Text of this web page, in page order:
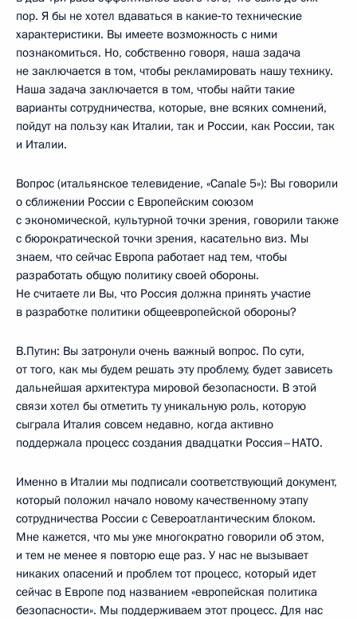
пор. Я бы не хотел вдаваться в какие‑то технические
характеристики. Вы имеете возможность с ними
познакомиться. Но, собственно говоря, наша задача
не заключается в том, чтобы рекламировать нашу технику.
Наша задача заключается в том, чтобы найти такие
варианты сотрудничества, которые, вне всяких сомнений,
пойдут на пользу как Италии, так и России, как России, так
и Италии.
Вопрос (итальянское телевидение, «Canale 5»): Вы говорили
о сближении России с Европейским союзом
с экономической, культурной точки зрения, говорили также
с бюрократической точки зрения, касательно виз. Мы
знаем, что сейчас Европа работает над тем, чтобы
разработать общую политику своей обороны.
Не считаете ли Вы, что Россия должна принять участие
в разработке политики общеевропейской обороны?
В.Путин: Вы затронули очень важный вопрос. По сути,
от того, как мы будем решать эту проблему, будет зависеть
дальнейшая архитектура мировой безопасности. В этой
связи хотел бы отметить ту уникальную роль, которую
сыграла Италия совсем недавно, когда активно
поддержала процесс создания двадцатки Россия–НАТО.
Именно в Италии мы подписали соответствующий документ,
который положил начало новому качественному этапу
сотрудничества России с Североатлантическим блоком.
Мне кажется, что мы уже многократно говорили об этом,
и тем не менее я повторю еще раз. У нас не вызывает
никаких опасений и проблем тот процесс, который идет
сейчас в Европе под названием «европейская политика
безопасности». Мы поддерживаем этот процесс. Для нас